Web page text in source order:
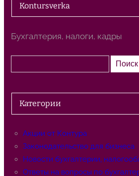
Kontursverka
Бухгалтерия, налоги, кадры
о
к
Поиск
Категории
Акции от Контура
Законодательство для бизнеса
Новости бухгалтерии,
Ответы на вопросы по